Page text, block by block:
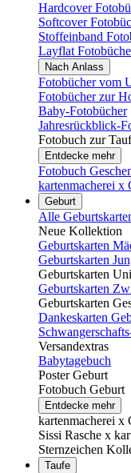
Hardcover
Softcover
Stoffeinband
Layflat
Nach Anlass
Fotobücher vom
Fotobücher zur
Baby-Fotobücher
Jahresrückblick-
Fotobuch zur
Entdecke mehr
Fotobuch
kartenmacherei x
Geburt
Alle
Neue Kollektion
Geburtskarten
Geburtskarten
Geburtskarten
Geburtskarten
Geburtskarten
Dankeskarten
Versandextras
Babytagebuch
Poster Geburt
Fotobuch Geburt
Entdecke mehr
kartenmacherei x
Sissi Rasche x
Sternzeichen
Taufe